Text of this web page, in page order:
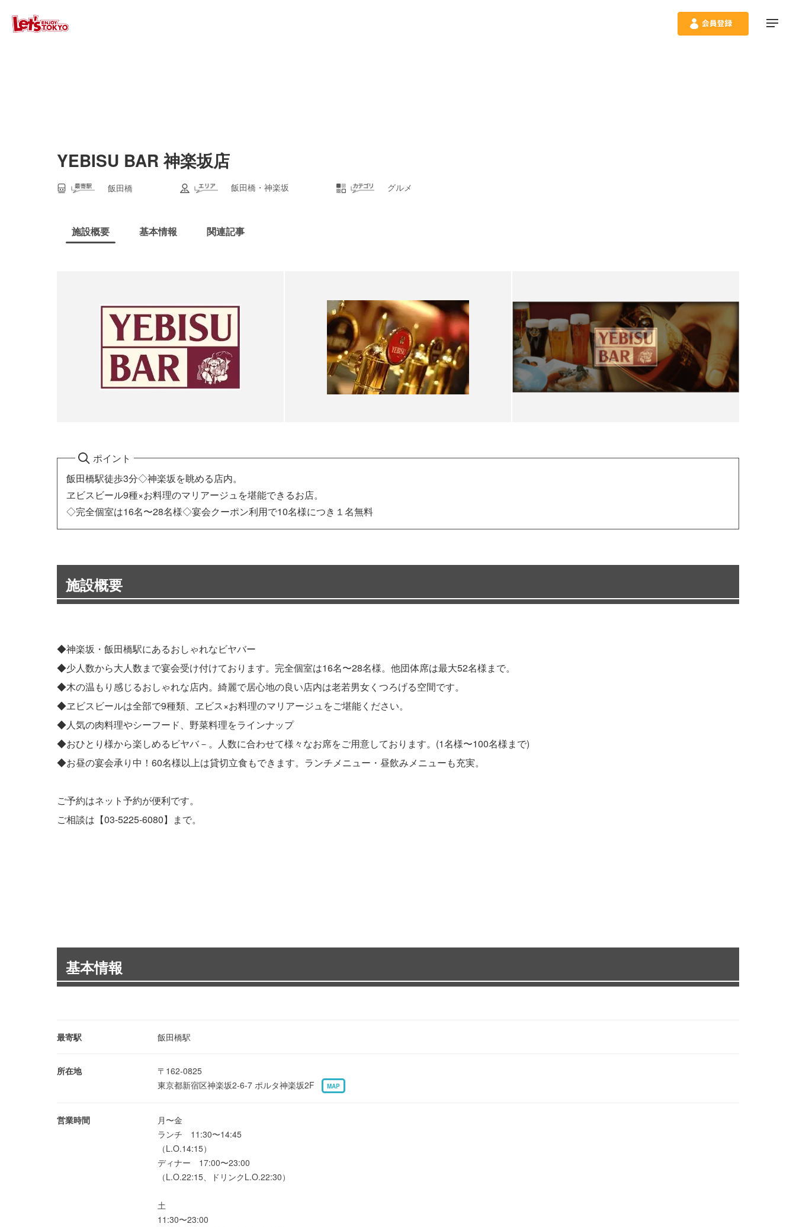
YEBISU BAR 神楽坂店
飯田橋 飯田橋・神楽坂 グルメ
施設概要 基本情報 関連記事
ポイント
飯田橋駅徒歩3分◇神楽坂を眺める店内。
ヱビスビール9種×お料理のマリアージュを堪能できるお店。
◇完全個室は16名〜28名様◇宴会クーポン利用で10名様につき１名無料
施設概要
◆神楽坂・飯田橋駅にあるおしゃれなビヤバー
◆少人数から大人数まで宴会受け付けております。完全個室は16名〜28名様。他団体席は最大52名様まで。
◆木の温もり感じるおしゃれな店内。綺麗で居心地の良い店内は老若男女くつろげる空間です。
◆ヱビスビールは全部で9種類、ヱビス×お料理のマリアージュをご堪能ください。
◆人気の肉料理やシーフード、野菜料理をラインナップ
◆おひとり様から楽しめるビヤバ－。人数に合わせて様々なお席をご用意しております。(1名様〜100名様まで)
◆お昼の宴会承り中！60名様以上は貸切立食もできます。ランチメニュー・昼飲みメニューも充実。
ご予約はネット予約が便利です。
ご相談は【03-5225-6080】まで。
基本情報
最寄駅 飯田橋駅
所在地
〒162-0825
東京都新宿区神楽坂2-6-7 ポルタ神楽坂2F
MAP
営業時間
月〜金
ランチ 11:30〜14:45
（L.O.14:15）
ディナー 17:00〜23:00
（L.O.22:15、ドリンクL.O.22:30）
土
11:30〜23:00